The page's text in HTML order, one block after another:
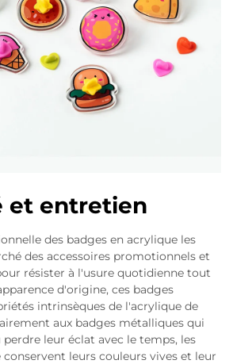
et entretien
des badges en acrylique les
des accessoires promotionnels et
résister à l'usure quotidienne tout
d'origine, ces badges
intrinsèques de l'acrylique de
aux badges métalliques qui
leur éclat avec le temps, les
conservent leurs couleurs vives et leur